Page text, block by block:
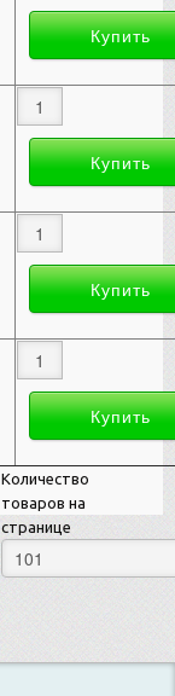
Количество
товаров на
странице